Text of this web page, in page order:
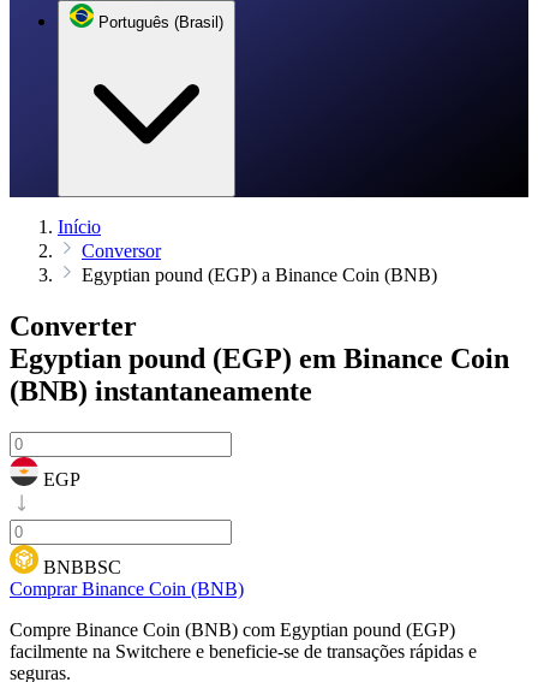
Português (Brasil)
Início
Conversor
Egyptian pound (EGP) a Binance Coin (BNB)
Converter
Egyptian pound (EGP) em Binance Coin
(BNB) instantaneamente
EGP
BNBBSC
Comprar Binance Coin (BNB)
Compre Binance Coin (BNB) com Egyptian pound (EGP)
facilmente na Switchere e beneficie-se de transações rápidas e
seguras.